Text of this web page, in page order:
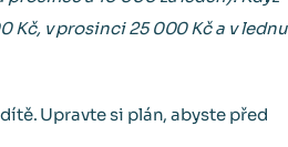
Kč, v prosinci 25 000 Kč a v lednu
Upravte si plán, abyste před